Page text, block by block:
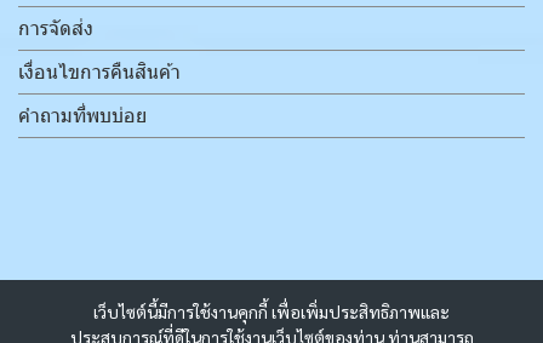
เว็บไซต์นี้มีการใช้งานคุกกี้ เพื่อเพิ่มประสิทธิภาพและ
ประสบการณ์ที่ดีในการใช้งานเว็บไซต์ของท่าน ท่านสามารถ
การจัดส่ง
เงื่อนไขการคืนสินค้า
คำถามที่พบบ่อย